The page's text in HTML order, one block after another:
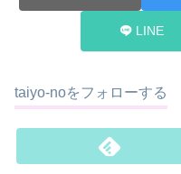
LINE
taiyo-noをフォローする